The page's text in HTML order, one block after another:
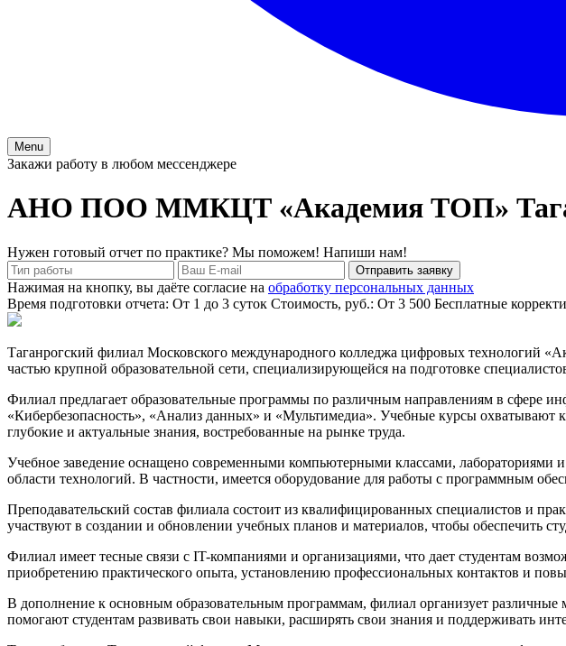
Menu
Закажи работу в любом мессенджере
АНО ПОО ММКЦТ «Академия ТОП»
Нужен готовый отчет по практике? Мы поможем! Напиши нам!
Отправить заявку
Нажимая на кнопку, вы даёте согласие на обработку персональных данных
Время подготовки отчета: От 1 до 3 суток Стоимость, руб.: От 3 500 Бесплатные
Таганрогский филиал Московского международного колледжа цифровых технологий
частью крупной образовательной сети, специализирующейся на подготовке
Филиал предлагает образовательные программы по различным направлениям в сфере
«Кибербезопасность», «Анализ данных» и «Мультимедиа». Учебные курсы охватывают
глубокие и актуальные знания, востребованные на рынке труда.
Учебное заведение оснащено современными компьютерными классами, лабораториями
области технологий. В частности, имеется оборудование для работы с программным
Преподавательский состав филиала состоит из квалифицированных специалистов и
участвуют в создании и обновлении учебных планов и материалов, чтобы обеспечить
Филиал имеет тесные связи с IT-компаниями и организациями, что дает студентам
приобретению практического опыта, установлению профессиональных контактов и
В дополнение к основным образовательным программам, филиал организует
помогают студентам развивать свои навыки, расширять свои знания и поддерживать